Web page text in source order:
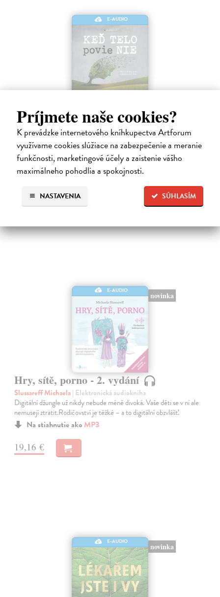
Príjmete naše cookies?
K prevádzke internetového kníhkupectva Artforum
využívame cookies slúžiace na zabezpečenie a meranie
funkčnosti, marketingové účely a zaistenie vášho
maximálneho pohodlia a spokojnosti.
SÚHLASÍM
NASTAVENIA
E-AUDIO
Keď telo povie nie
Maté Gábor| Elektronická audiokniha
Prevencia pred chorobami ľudstvo zamestnáva od nepamäti. Lekár a
uznávaný autor Gábor Maté verí, že spôsob akým premýšľame a
využívame svoju mozgovú kapacitu, má vplyv aj na naše fyzické
zdravie.
Na stiahnutie akoMP3
14,45 €
E-AUDIO
novinka
Hry, sítě, porno - 2. vydání
Slussareff Michaela| Elektronická audiokniha
Digitální džungle už nikdy nebude méně divoká. Vaše děti se v ní ale
nemusejí ztratit.Rodičovství je těžké – a to digitální obzvlášť.
Na stiahnutie ako MP3
19,16 €
E-AUDIO
novinka